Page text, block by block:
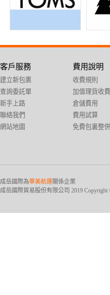
客戶服務
建立新包裹
查詢委託單
新手上路
聯絡我們
網站地圖
費用說明
收費規則
加值理貨收費
倉儲費用
費用試算
免費包裏整
成岳國際為華美航運關係企業
成岳國際貿易股份有限公司 2019 Copyright